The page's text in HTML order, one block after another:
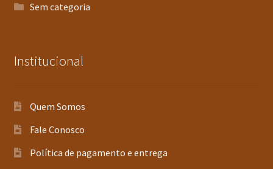
Sem categoria
Institucional
Quem Somos
Fale Conosco
Política de pagamento e entrega